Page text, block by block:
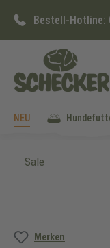
Zur
Bestell-Hotline:
NEU
Sale
Merken
Bildergalerie